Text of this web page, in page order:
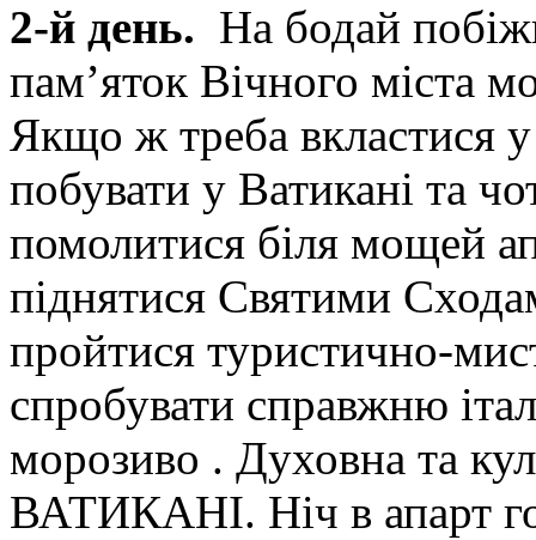
2-й день. На бодай
пам’яток Вічного міста
Якщо ж треба вкластися у
побувати у Ватикані та
помолитися біля мощей
піднятися Святими
пройтися туристично-
спробувати справжню
морозиво . Духовна та
ВАТИКАНІ. Ніч в апарт